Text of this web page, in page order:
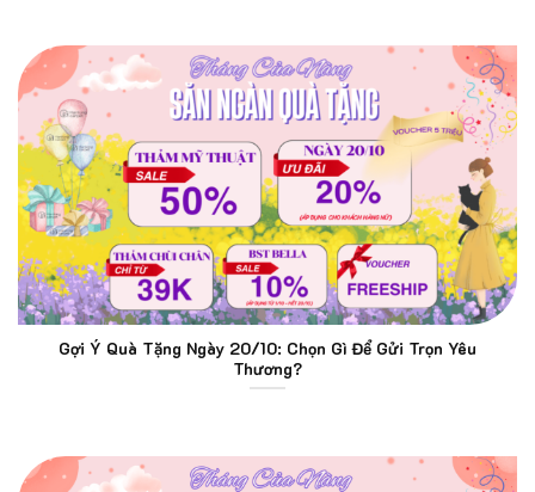
Gợi Ý Quà Tặng Ngày 20/10: Chọn Gì Để Gửi Trọn Yêu
Thương?